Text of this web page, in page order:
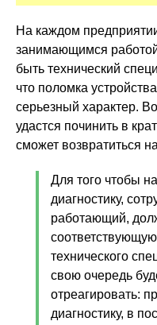
На каждом
занимающимся
быть технический
что поломка
серьезный характер.
удастся починить в
сможет возвратиться
Для того чтобы
диагностику,
работающий,
технического
свою очередь
отреагировать:
диагностику, в